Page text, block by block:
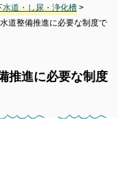
水道・し尿・浄化槽 >
道整備推進に必要な制度で
推進に必要な制度